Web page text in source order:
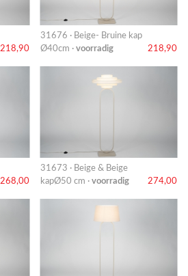
218,90
31676 · Beige- Bruine kap
Ø40cm · voorradig 218,90
268,00
31673 · Beige & Beige
kapØ50 cm · voorradig 274,00